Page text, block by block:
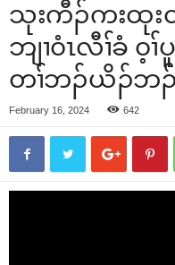
သုးကီၣ်ကးထု
ဘျၢ၀ံၤလီၢ်ခံ ၀့
တၢ်ဘၣ်ယိၣ်ဘ
February 16, 2024 642